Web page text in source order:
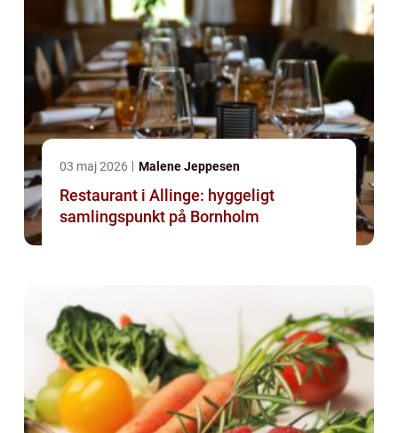
03 maj 2026 Malene Jeppesen
Restaurant i Allinge: hyggeligt
samlingspunkt på Bornholm